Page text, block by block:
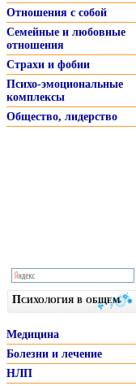
Отношения с собой
Семейные и любовные
отношения
Страхи и фобии
Психо-эмоциональные
комплексы
Общество, лидерство
Психология в общем
Медицина
Болезни и лечение
НЛП